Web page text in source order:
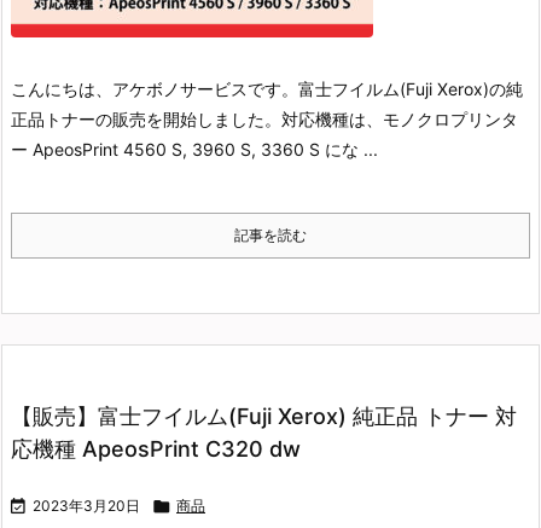
こんにちは、アケボノサービスです。 富士フイルム(Fuji Xerox)の純
正品トナーの販売を開始しました。 対応機種は、モノクロプリンタ
ー ApeosPrint 4560 S, 3960 S, 3360 S にな ...
記事を読む
【販売】富士フイルム(Fuji Xerox) 純正品 トナー 対
応機種 ApeosPrint C320 dw
 2023年3月20日  商品